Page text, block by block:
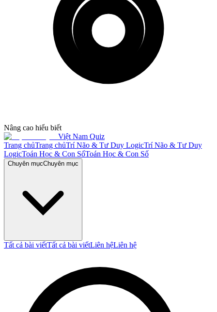
Nâng cao hiểu biết
Việt Nam Quiz
Trang chủTrang chủTrí Não & Tư Duy LogicTrí Não & Tư Duy
LogicToán Học & Con SốToán Học & Con Số
Chuyên mụcChuyên mục
Tất cả bài viếtTất cả bài viếtLiên hệLiên hệ